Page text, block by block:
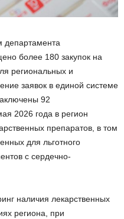
более 180 закупок на
региональных и
заявок в единой системе
92
2026 года в регион
препаратов, в том
для льготного
с сердечно-
наличия лекарственных
региона, при